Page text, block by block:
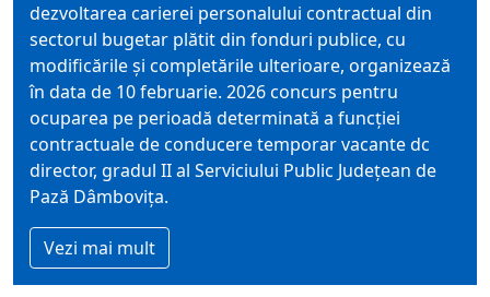
dezvoltarea carierei personalului contractual din
sectorul bugetar plătit din fonduri publice, cu
modificările şi completările ulterioare, organizează
în data de 10 februarie. 2026 concurs pentru
ocuparea pe perioadă determinată a funcţiei
contractuale de conducere temporar vacante dc
director, gradul II al Serviciului Public Judeţean de
Pază Dâmboviţa.
Vezi mai mult